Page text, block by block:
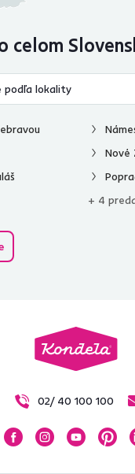
celom
Nové
+ 4
02/ 40 100 100